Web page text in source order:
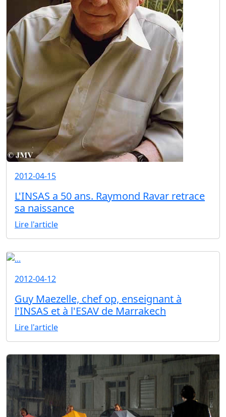
2012-04-15
L'INSAS a 50 ans. Raymond Ravar retrace
sa naissance
Lire l'article
2012-04-12
Guy Maezelle, chef op, enseignant à
l'INSAS et à l'ESAV de Marrakech
Lire l'article